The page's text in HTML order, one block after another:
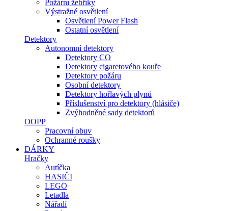
Požární žebříky
Výstražné osvětlení
Osvětlení Power Flash
Ostatní osvětlení
Detektory
Autonomní detektory
Detektory CO
Detektory cigaretového kouře
Detektory požáru
Osobní detektory
Detektory hořlavých plynů
Příslušenství pro detektory (hlásiče)
Zvýhodněné sady detektorů
OOPP
Pracovní obuv
Ochranné roušky
DÁRKY
Hračky
Autíčka
HASIČI
LEGO
Letadla
Nářadí